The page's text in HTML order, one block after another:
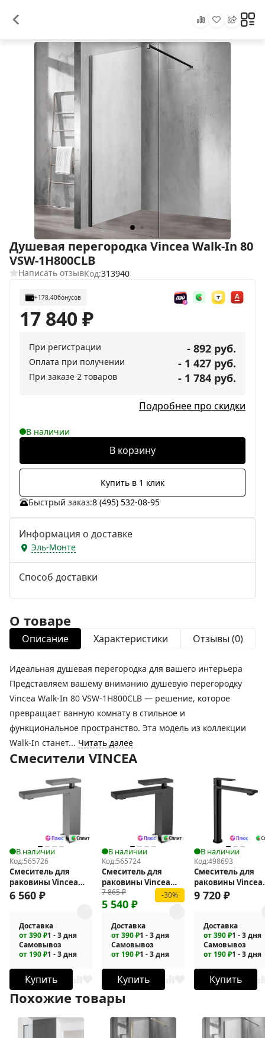
Душевая перегородка Vincea Walk-In 80
VSW-1H800CLB
Написать отзывКод:313940
+178,40бонусов
17 840₽
При регистрации - 892 руб.
Оплата при получении - 1 427 руб.
При заказе 2 товаров - 1 784 руб.
Подробнее про скидки
В наличии
В корзину
Купить в 1 клик
Быстрый заказ:8 (495) 532-08-95
Информация о доставке
Эль-Монте
Способ доставки
О товаре
Описание Характеристики Отзывы (0)
Идеальная душевая перегородка для вашего интерьера
Представляем вашему вниманию душевую перегородку
Vincea Walk-In 80 VSW-1H800CLB — решение, которое
превращает ванную комнату в стильное и
функциональное пространство. Эта модель из коллекции
Walk-In станет... Читать далее
Смесители VINCEA
В наличии
Код:565726
Смеситель для
раковины Vincea
Dice VBF-2DS1GM
6 560 ₽
Доставка
от 390 ₽1 - 3 дня
Самовывоз
от 190 ₽1 - 3 дня
Купить
В наличии
Код:565724
Смеситель для
раковины Vincea
Dice VBF-2DS1MB
7 865₽
5 540 ₽
-30%
Доставка
от 390 ₽1 - 3 дня
Самовывоз
от 190 ₽1 - 3 дня
Купить
В наличии
Код:498693
Смеситель для
раковины Vincea
Vogue VBF-1V2MB
9 720 ₽
Доставка
от 390 ₽1 - 3 дня
Самовывоз
от 190 ₽1 - 3 дня
Купить
Похожие товары